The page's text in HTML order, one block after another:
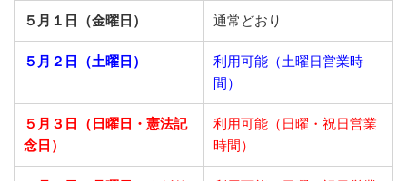
５月１日（金曜日） 通常どおり
５月２日（土曜日）
利用可能（土曜日営業時
間）
５月３日（日曜日・憲法記
念日）
利用可能（日曜・祝日営業
時間）